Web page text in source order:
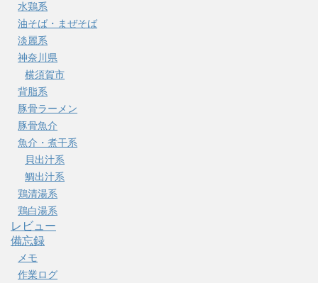
水鶏系
油そば・まぜそば
淡麗系
神奈川県
横須賀市
背脂系
豚骨ラーメン
豚骨魚介
魚介・煮干系
貝出汁系
鯛出汁系
鶏清湯系
鶏白湯系
レビュー
備忘録
メモ
作業ログ